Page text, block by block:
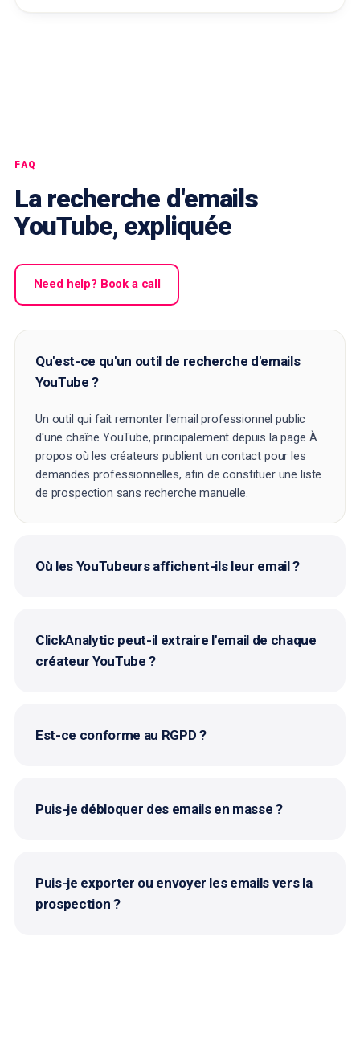
FAQ
La recherche d'emails
YouTube, expliquée
Need help? Book a call
Qu'est-ce qu'un outil de recherche d'emails
YouTube ?
Un outil qui fait remonter l'email professionnel public
d'une chaîne YouTube, principalement depuis la page À
propos où les créateurs publient un contact pour les
demandes professionnelles, afin de constituer une liste
de prospection sans recherche manuelle.
Où les YouTubeurs affichent-ils leur email ?
ClickAnalytic peut-il extraire l'email de chaque
créateur YouTube ?
Est-ce conforme au RGPD ?
Puis-je débloquer des emails en masse ?
Puis-je exporter ou envoyer les emails vers la
prospection ?